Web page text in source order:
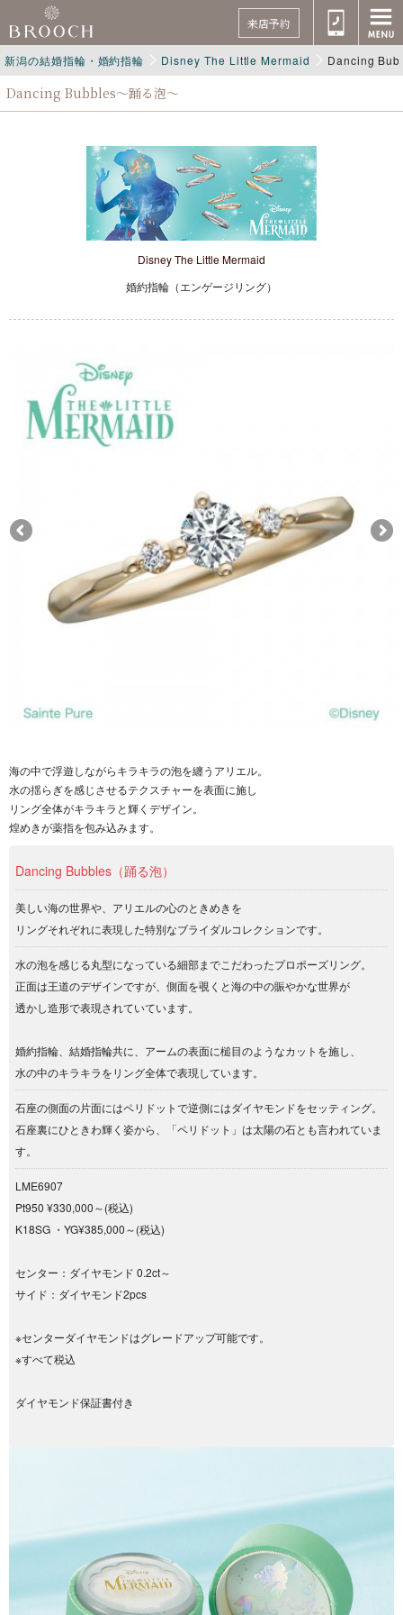
来店予約
新潟の結婚指輪・婚約指輪 Disney The Little Mermaid Dancing
Dancing Bubbles～踊る泡～
Disney The Little Mermaid
婚約指輪（エンゲージリング）
海の中で浮遊しながらキラキラの泡を纏うアリエル。
水の揺らぎを感じさせるテクスチャーを表面に施し
リング全体がキラキラと輝くデザイン。
煌めきが薬指を包み込みます。
Dancing Bubbles（踊る泡）
美しい海の世界や、アリエルの心のときめきを
リングそれぞれに表現した特別なブライダルコレクションです。
水の泡を感じる丸型になっている細部までこだわったプロポーズリング。
正面は王道のデザインですが、側面を覗くと海の中の賑やかな世界が
透かし造形で表現されていています。
婚約指輪、結婚指輪共に、アームの表面に槌目のようなカットを施し、
水の中のキラキラをリング全体で表現しています。
石座の側面の片面にはペリドットで逆側にはダイヤモンドをセッティング。
石座裏にひときわ輝く姿から、「ペリドット」は太陽の石とも言われていま
す。
LME6907
Pt950 ¥330,000～(税込)
K18SG ・YG¥385,000～(税込)
センター：ダイヤモンド 0.2ct～
サイド：ダイヤモンド2pcs
※センターダイヤモンドはグレードアップ可能です。
※すべて税込
ダイヤモンド保証書付き